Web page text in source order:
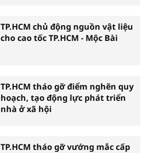
TP.HCM chủ động nguồn vật liệu
cho cao tốc TP.HCM - Mộc Bài
TP.HCM tháo gỡ điểm nghẽn quy
hoạch, tạo động lực phát triển
nhà ở xã hội
TP.HCM tháo gỡ vướng mắc cấp